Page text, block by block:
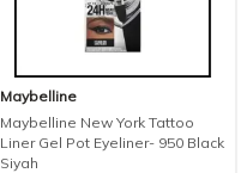
Maybelline
Maybelline New York Tattoo
Liner Gel Pot Eyeliner- 950 Black
Siyah